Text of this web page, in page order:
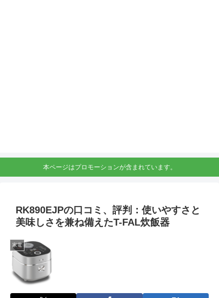
本ページはプロモーションが含まれています。
RK890EJPの口コミ、評判：使いやすさと
美味しさを兼ね備えたT-FAL炊飯器
家電